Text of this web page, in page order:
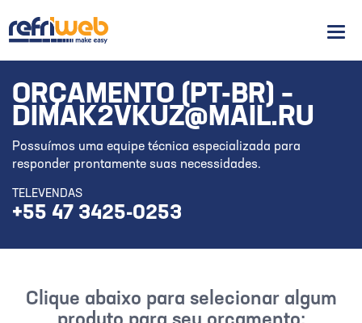
ORÇAMENTO (PT-BR) –
DIMAK2VKUZ@MAIL.RU
Possuímos uma equipe técnica especializada para
responder prontamente suas necessidades.
TELEVENDAS
+55 47 3425-0253
Clique abaixo para selecionar algum